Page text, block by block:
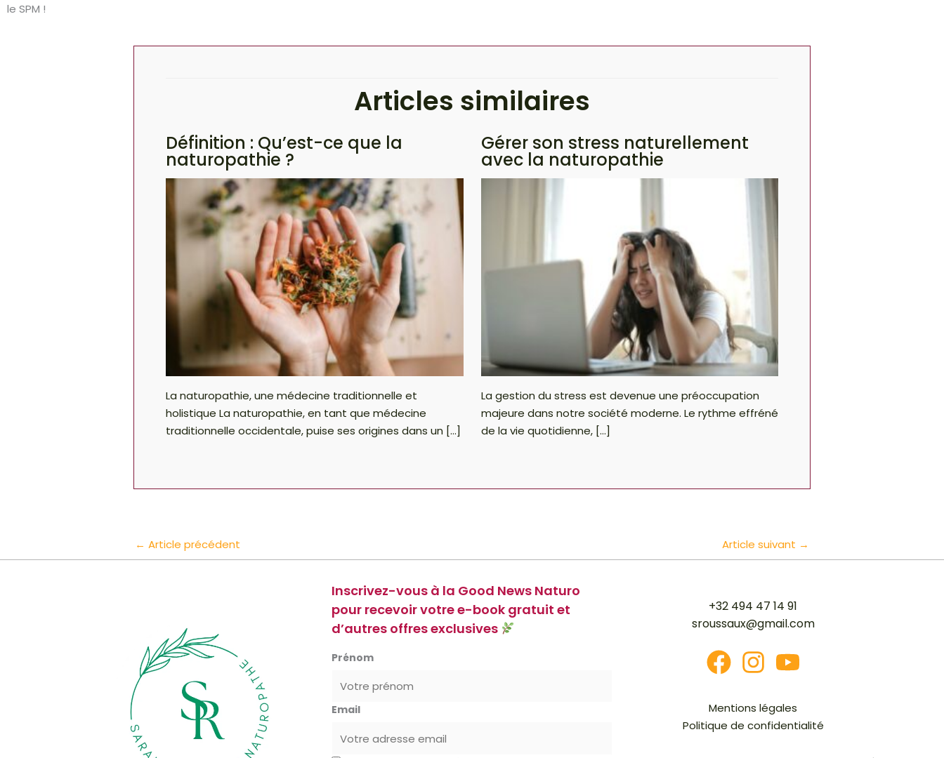
le SPM !
Articles similaires
Définition : Qu’est-ce que la
naturopathie ?
La naturopathie, une médecine traditionnelle et
holistique La naturopathie, en tant que médecine
traditionnelle occidentale, puise ses origines dans un […]
Gérer son stress naturellement
avec la naturopathie
La gestion du stress est devenue une préoccupation
majeure dans notre société moderne. Le rythme effréné
de la vie quotidienne, […]
← Article précédent Article suivant →
Inscrivez-vous à la Good News Naturo
pour recevoir votre e-book gratuit et
d’autres offres exclusives
Prénom
Email
+32 494 47 14 91
sroussaux@gmail.com
Mentions légales
Politique de confidentialité